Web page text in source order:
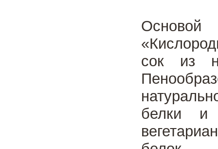
Основой
сок из
белки и